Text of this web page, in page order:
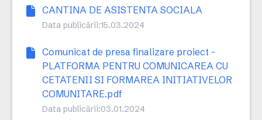
CANTINA DE ASISTENTA SOCIALA
Data publicării:15.03.2024
Comunicat de presa finalizare proiect -
PLATFORMA PENTRU COMUNICAREA CU
CETATENII SI FORMAREA INITIATIVELOR
COMUNITARE.pdf
Data publicării:03.01.2024